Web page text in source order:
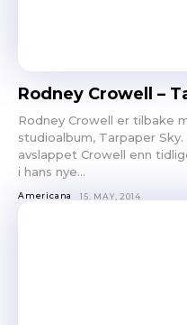
Rodney Crowell –
Rodney Crowell er tilbake
studioalbum, Tarpaper
avslappet Crowell enn
i hans nye...
Americana 15. MAY, 2014